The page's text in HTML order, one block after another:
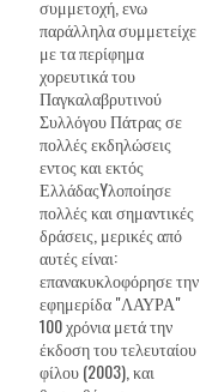
συμμετοχή, ενω
παράλληλα συμμετείχε
με τα περίφημα
χορευτικά του
Παγκαλαβρυτινού
Συλλόγου Πάτρας σε
πολλές εκδηλώσεις
εντος και εκτός
ΕλλάδαςYλοποίησε
πολλές και σημαντικές
δράσεις, μερικές από
αυτές είναι:
επανακυκλοφόρησε την
εφημερίδα "ΛΑΥΡΑ"
100 χρόνια μετά την
έκδοση του τελευταίου
φίλου (2003), και